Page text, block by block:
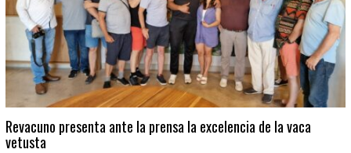
Revacuno presenta ante la prensa la excelencia de la vaca
vetusta